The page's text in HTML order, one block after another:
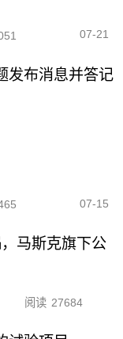
07-21
发布消息并答记
07-15
马斯克旗下公
阅读 27684